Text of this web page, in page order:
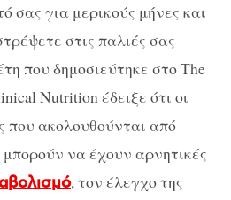
σας για μερικούς μήνες και
στις παλιές σας
που δημοσιεύτηκε στο The
Nutrition έδειξε ότι οι
που ακολουθούνται από
να έχουν αρνητικές
, τον έλεγχο της